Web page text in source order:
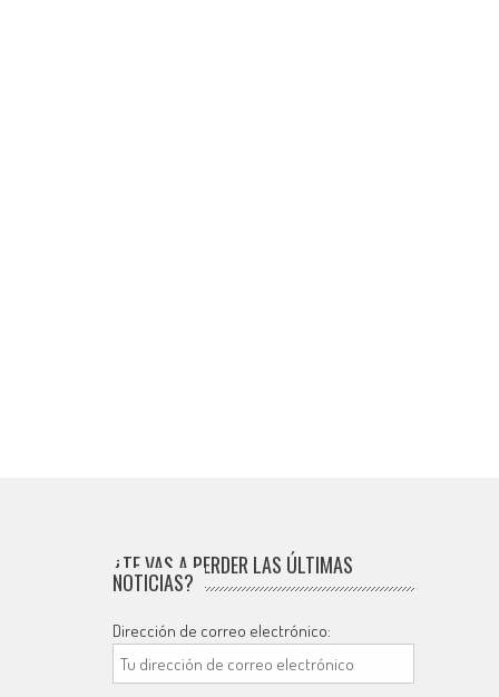
¿TE VAS A PERDER LAS ÚLTIMAS
NOTICIAS?
Dirección de correo electrónico: